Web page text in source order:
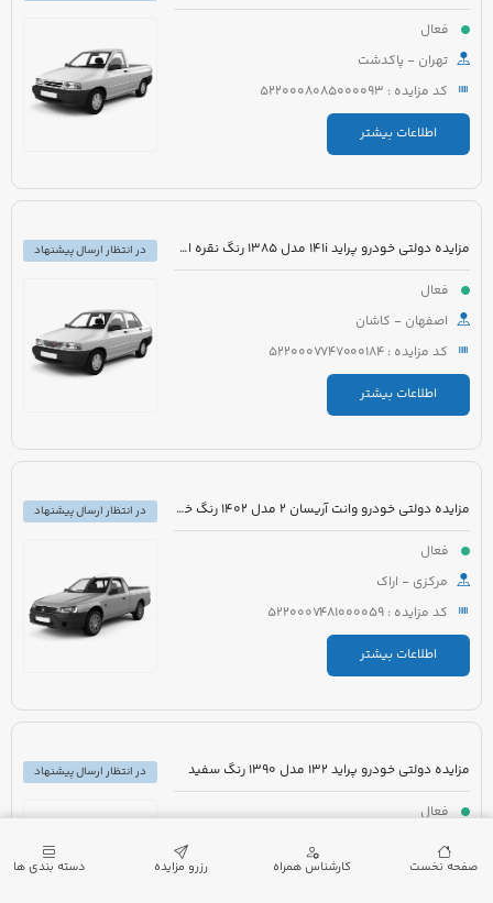
فعال
تهران - پاکدشت
کد مزایده : 5220008085000093
اطلاعات بیشتر
مزایده دولتی خودرو پراید 141i مدل 1385 رنگ نقره ای متالیک
فعال
اصفهان - کاشان
کد مزایده : 5220007747000184
اطلاعات بیشتر
در انتظار ارسال پیشنهاد
مزایده دولتی خودرو وانت آریسان 2 مدل 1402 رنگ خاکستری متالیک
فعال
مرکزی - اراک
کد مزایده : 5220007481000059
اطلاعات بیشتر
در انتظار ارسال پیشنهاد
مزایده دولتی خودرو پراید 132 مدل 1390 رنگ سفید
فعال
گیلان - لنگرود
کد مزایده : 5220007432000173
در انتظار ارسال پیشنهاد
صفحه نخست کارشناس همراه رزرو مزایده دسته بندی ها